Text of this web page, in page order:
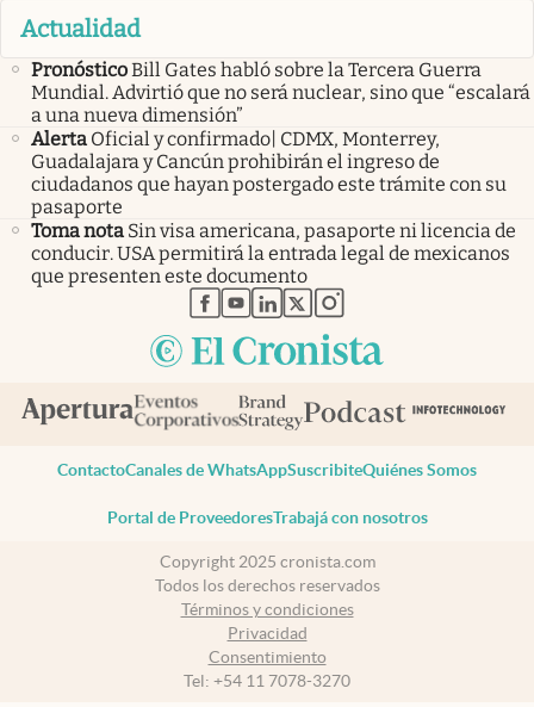
Actualidad
PronósticoBill Gates habló sobre la Tercera Guerra
Mundial. Advirtió que no será nuclear, sino que “escalará
a una nueva dimensión”
Alerta Oficial y confirmado| CDMX, Monterrey,
Guadalajara y Cancún prohibirán el ingreso de
ciudadanos que hayan postergado este trámite con su
pasaporte
Toma nota Sin visa americana, pasaporte ni licencia de
conducir. USA permitirá la entrada legal de mexicanos
que presenten este documento
abre en nueva pestaña
abre en nueva pestaña
abre en nueva pestaña
abre en nueva pestaña
abre en nueva pestaña
ContactoCanales de WhatsAppSuscribiteQuiénes Somos
Portal de ProveedoresTrabajá con nosotros
Copyright 2025 cronista.com
Todos los derechos reservados
Términos y condiciones
Privacidad
Consentimiento
Tel: +54 11 7078-3270